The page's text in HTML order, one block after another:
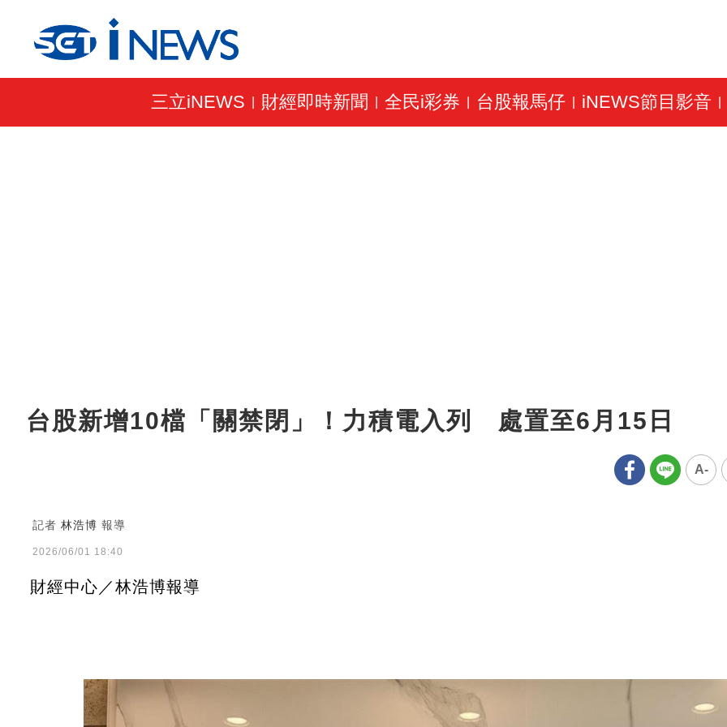
三立iNEWS 財經即時新聞 全民i彩券 台股報馬仔| iNEWS節目影音
台股新增10檔「關禁閉」！力積電入列 處置至6月15日
A-
記者 林浩博 報導
2026/06/01 18:40
財經中心／林浩博報導